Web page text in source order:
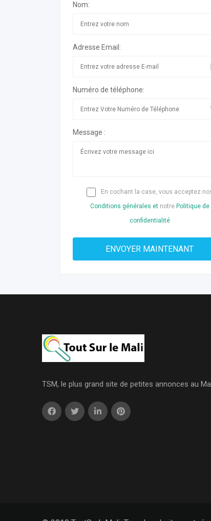
Nom:
Adresse Email:
Numéro de téléphone:
Message :
En cochant la case, vous acceptez
Conditions générales etnotre Politique de
confidentialité
TSM, le plus grand site de petites annonces au